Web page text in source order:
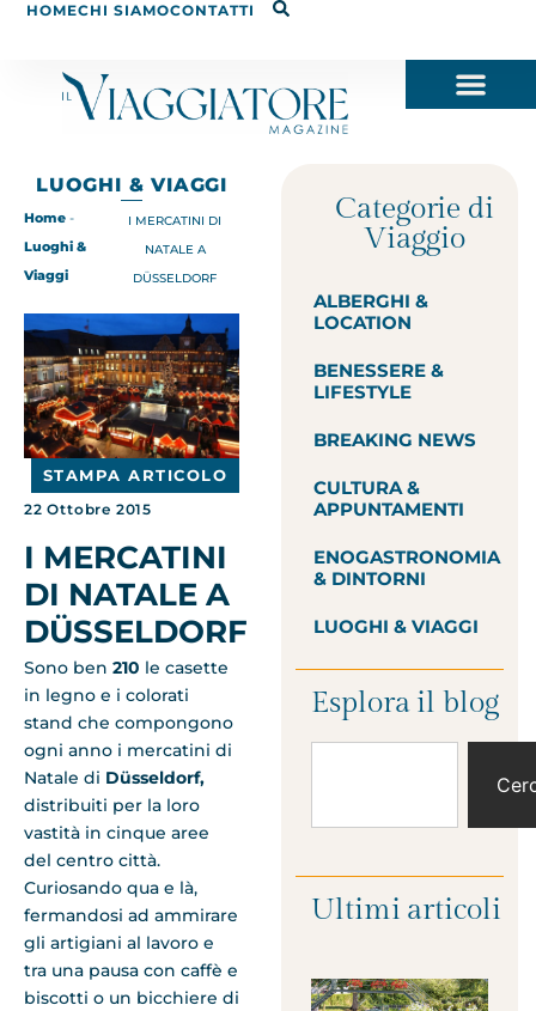
HOMECHI SIAMOCONTATTI
LUOGHI & VIAGGI
Home -
Luoghi &
Viaggi
I MERCATINI DI
NATALE A
DÜSSELDORF
STAMPA ARTICOLO
22 Ottobre 2015
I MERCATINI
DI NATALE A
DÜSSELDORF
Sono ben 210 le casette
in legno e i colorati
stand che compongono
ogni anno i mercatini di
Natale di Düsseldorf,
distribuiti per la loro
vastità in cinque aree
del centro città.
Curiosando qua e là,
fermandosi ad ammirare
gli artigiani al lavoro e
tra una pausa con caffè e
biscotti o un bicchiere di
Categorie di
Viaggio
ALBERGHI &
LOCATION
BENESSERE &
LIFESTYLE
BREAKING NEWS
CULTURA &
APPUNTAMENTI
ENOGASTRONOMIA
& DINTORNI
LUOGHI & VIAGGI
Esplora il blog
Ultimi articoli